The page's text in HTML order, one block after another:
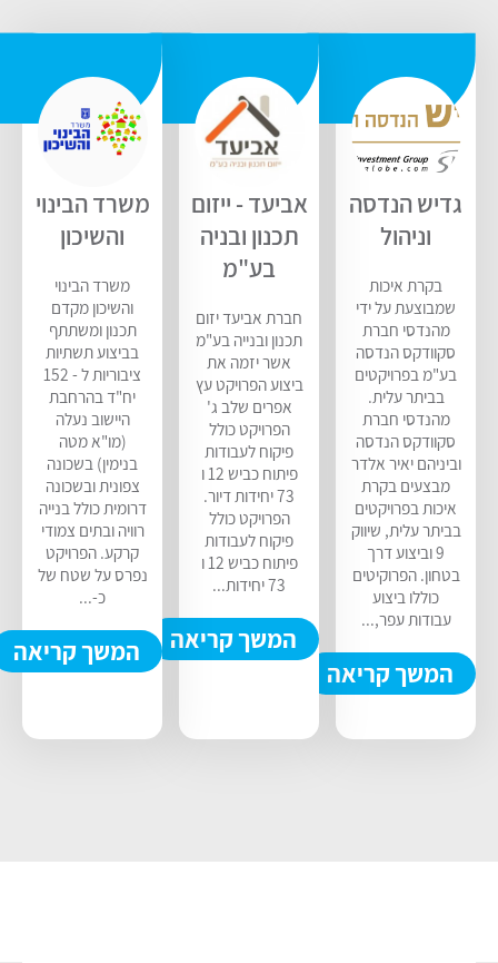
גדיש הנדסה
וניהול
בקרת איכות
שמבוצעת על ידי
מהנדסי חברת
סקוודקס הנדסה
בע"מ בפרויקטים
בביתר עלית.
מהנדסי חברת
סקוודקס הנדסה
וביניהם יאיר אלדר
מבצעים בקרת
איכות בפרויקטים
בביתר עלית, שיווק
9 וביצוע דרך
בטחון. הפרוקיטים
כוללו ביצוע
עבודות עפר,...
המשך קריאה
אביעד - ייזום
תכנון ובניה
בע"מ
חברת אביעד יזום
תכנון ובנייה בע"מ
אשר יזמה את
ביצוע הפרויקט עץ
אפרים שלב ג'
הפרויקט כולל
פיקוח לעבודות
פיתוח כביש 12 ו
73 יחידות דיור.
הפרויקט כולל
פיקוח לעבודות
פיתוח כביש 12 ו
73 יחידות...
המשך קריאה
משרד הבינוי
והשיכון
משרד הבינוי
והשיכון מקדם
תכנון ומשתתף
בביצוע תשתיות
ציבוריות ל - 152
יח"ד בהרחבת
היישוב נעלה
(מו"א מטה
בנימין) בשכונה
צפונית ובשכונה
דרומית כולל בנייה
רוויה ובתים צמודי
קרקע. הפרויקט
נפרס על שטח של
כ-...
המשך קריאה